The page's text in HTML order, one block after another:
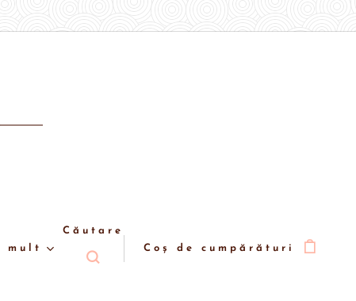
mult
Căutare
Coș de cumpărături